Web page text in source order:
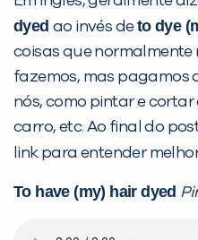
dyed ao invés deto dye
coisas que normalmente
fazemos, mas pagamos
nós, como pintar e
carro, etc. Ao final do
link para entender
To have (my) hair dyed